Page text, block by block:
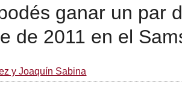
ganar un par
de 2011 en el
y Joaquín Sabina